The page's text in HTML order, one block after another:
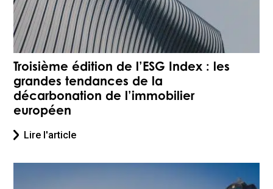
Troisième édition de l’ESG Index : les
grandes tendances de la
décarbonation de l’immobilier
européen
Lire l'article